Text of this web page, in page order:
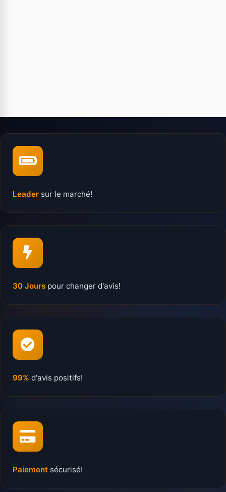
Leader sur le marché!
30 Jours pour changer d'avis!
99% d'avis positifs!
Paiement sécurisé!